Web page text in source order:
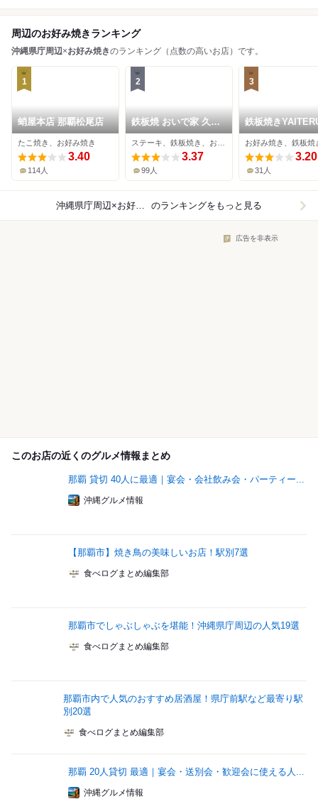
周辺のお好み焼きランキング
沖縄県庁周辺×お好み焼きのランキング（点数の高いお店）です。
1
蛸屋本店 那覇松尾店
たこ焼き、お好み焼き
3.40
114人
2
鉄板焼 おいで家 久茂
地本店
3.37
99人
3
鉄板焼き
店
3.20
31人
沖縄県庁周辺×お好み焼き のランキングをもっと見る
広告を非表示
このお店の近くのグルメ情報まとめ
那覇 貸切 40人に最適｜宴会・会社飲み会・パーティー...
沖縄グルメ情報
【那覇市】焼き鳥の美味しいお店！駅別7選
食べログまとめ編集部
那覇市でしゃぶしゃぶを堪能！沖縄県庁周辺の人気19選
食べログまとめ編集部
那覇市内で人気のおすすめ居酒屋！県庁前駅など最寄り駅
別20選
食べログまとめ編集部
那覇 20人貸切 最適｜宴会・送別会・歓迎会に使える人...
沖縄グルメ情報